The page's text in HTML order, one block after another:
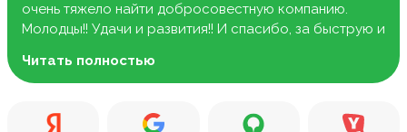
очень тяжело найти добросовестную компанию.
Молодцы!! Удачи и развития!! И спасибо, за быструю и
Читать полностью